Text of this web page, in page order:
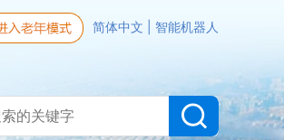
简体中文 智能机器人